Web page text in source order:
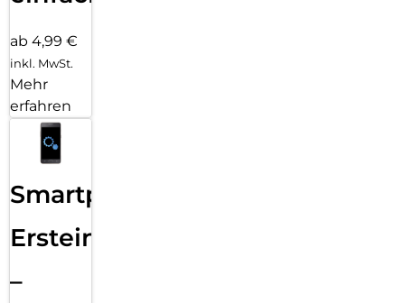
ab 4,99 €
inkl. MwSt.
Mehr
erfahren
Smartphone
Ersteinrichtung
–